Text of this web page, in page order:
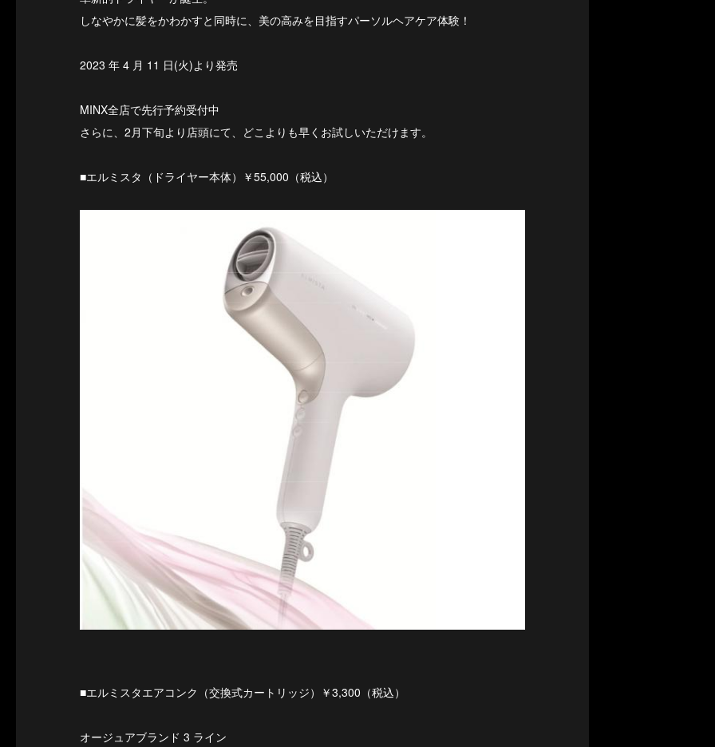
しなやかに髪をかわかすと同時に、美の高みを目指すパーソルヘアケア体験！
2023 年 4 月 11 日(火)より発売
MINX全店で先行予約受付中
さらに、2月下旬より店頭にて、どこよりも早くお試しいただけます。
■エルミスタ（ドライヤー本体）￥55,000（税込）
■エルミスタエアコンク（交換式カートリッジ）￥3,300（税込）
オージュアブランド 3 ライン